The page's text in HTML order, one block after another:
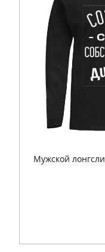
Мужской